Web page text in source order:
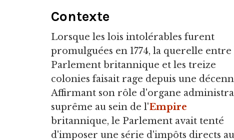
Contexte
Lorsque les lois intolérables furent
promulguées en 1774, la querelle entre
Parlement britannique et les treize
colonies faisait rage depuis une
Affirmant son rôle d'organe
suprême au sein de l'Empire
britannique, le Parlement avait tenté
d'imposer une série d'impôts directs